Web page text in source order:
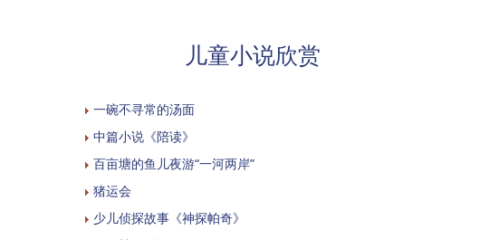
儿童小说欣赏
一碗不寻常的汤面
中篇小说《陪读》
百亩塘的鱼儿夜游“一河两岸”
猪运会
少儿侦探故事《神探帕奇》